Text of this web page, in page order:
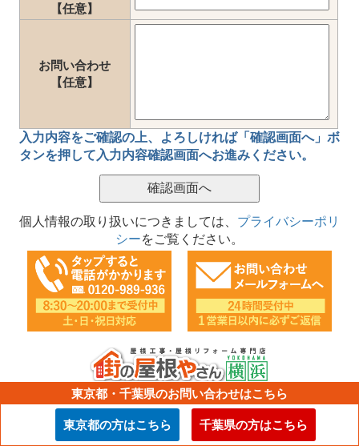
【任意】
お問い合わせ
【任意】
入力内容をご確認の上、
よろしければ「確認画面へ」ボ
タンを押して 入力内容確認画面へお進みください。
個人情報の取り扱いにつきましては、 プライバシーポリ
シーをご覧ください。
東京都・千葉県のお問い合わせはこちら
東京都の方はこちら 千葉県の方はこちら
株式会社 シェアテック【横浜支店】
神奈川県横浜市港北区新横浜3-2-6VORT 新横浜 ２F
TEL：0120-989-936